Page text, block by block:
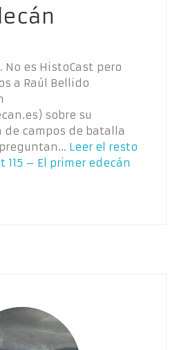
No es HistoCast pero
a Raúl Bellido
sobre su
campos de batalla
Leer el resto
115 – El primer edecán